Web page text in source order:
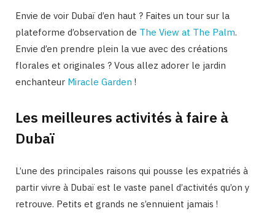
Envie de voir Dubaï d’en haut ? Faites un tour sur la
plateforme d’observation de The View at The Palm.
Envie d’en prendre plein la vue avec des créations
florales et originales ? Vous allez adorer le jardin
enchanteur Miracle Garden !
Les meilleures activités à faire à
Dubaï
L’une des principales raisons qui pousse les expatriés à
partir vivre à Dubaï est le vaste panel d’activités qu’on y
retrouve. Petits et grands ne s’ennuient jamais !